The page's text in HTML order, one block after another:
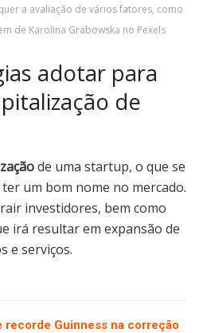
a avaliação de vários fatores, como
de Karolina Grabowska no Pexels
adotar para
de
de uma startup, o que se
um bom nome no mercado.
investidores, bem como
irá resultar em expansão de
e serviços.
recorde Guinness na correção